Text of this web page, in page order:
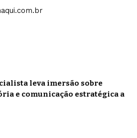
leva imersão sobre
e comunicação estratégica a